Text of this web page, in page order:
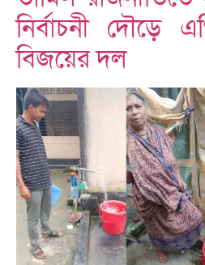
নির্বাচনী দৌড়ে
বিজয়ের দল